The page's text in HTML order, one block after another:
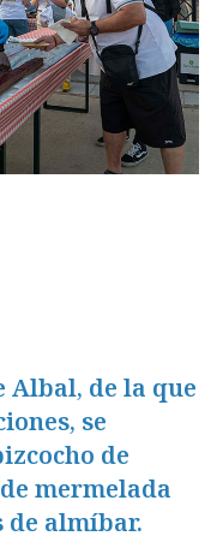
de la que
se
de
mermelada
de almíbar.